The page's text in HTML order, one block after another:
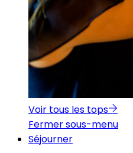
Voir tous les tops
Fermer sous-menu
Séjourner